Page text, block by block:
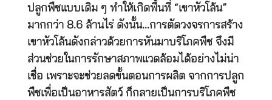
ปลูกพืชแบบเดิม ๆ ทำให้เกิดพื้นที่ “เขาหัวโล้น”
มากกว่า 8.6 ล้านไร่ ดังนั้น…การตัดวงจรการสร้าง
เขาหัวโล้นดังกล่าวด้วยการหันมาบริโภคพืช จึงมี
ส่วนช่วยในการรักษาสภาพแวดล้อมได้อย่างไม่น่า
เชื่อ เพราะจะช่วยลดขั้นตอนการผลิต จากการปลูก
พืชเพื่อเป็นอาหารสัตว์ ก็กลายเป็นการบริโภคพืช